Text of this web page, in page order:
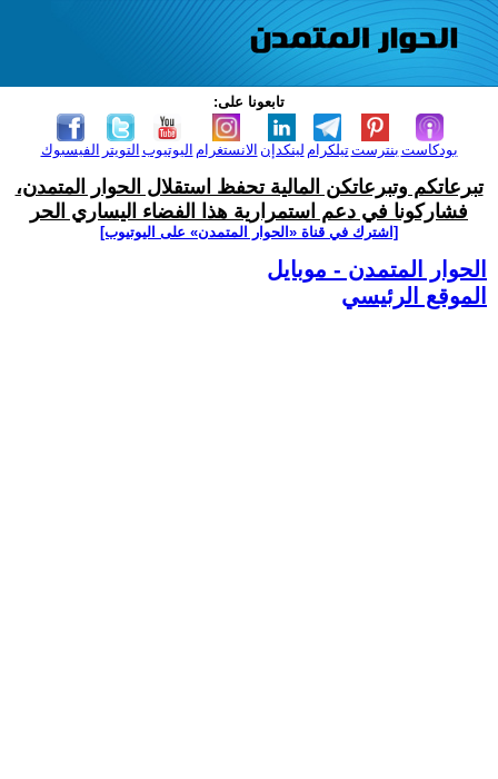
تابعونا على:
الفيسبوك التويتر اليوتيوب الانستغرام لينكدإن تيلكرامبنترست بودكاست
تبرعاتكم وتبرعاتكن المالية تحفظ استقلال الحوار المتمدن،
فشاركونا في دعم استمرارية هذا الفضاء اليساري الحر
[اشترك في قناة ‫«الحوار المتمدن» على اليوتيوب]
الحوار المتمدن - موبايل
الموقع الرئيسي